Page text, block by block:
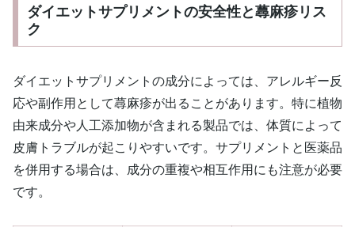
ダイエットサプリメントの安全性と蕁麻疹リス
ク
ダイエットサプリメントの成分によっては、アレルギー反
応や副作用として蕁麻疹が出ることがあります。特に植物
由来成分や人工添加物が含まれる製品では、体質によって
皮膚トラブルが起こりやすいです。サプリメントと医薬品
を併用する場合は、成分の重複や相互作用にも注意が必要
です。